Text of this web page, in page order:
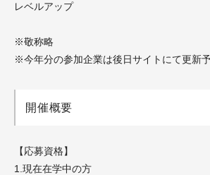
レベルアップ
※敬称略
※今年分の参加企業は後日サイトにて更新予
開催概要
【応募資格】
1.現在在学中の方